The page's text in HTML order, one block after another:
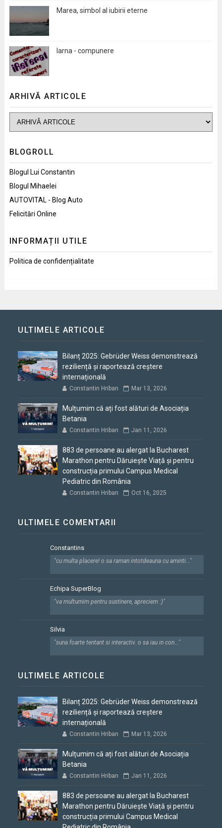
Marea, simbol al iubirii eterne
Iarna - compunere
ARHIVĂ ARTICOLE
BLOGROLL
Blogul Lui Constantin
Blogul Mihaelei
AUTOVITAL - Blog Auto
Felicitări Online
INFORMAȚII UTILE
Politica de confidențialitate
ULTIMELE ARTICOLE
Bilanț 2025: Gebrüder Weiss demonstrează
reziliență și raportează creștere
internațională
Constantin Hriban Mar 13, 2026
Mulțumim că ați fost alături de Asociația
Betania
Constantin Hriban Jan 11, 2026
883 de persoane au alergat la Bucharest
Marathon pentru Dăruiește Viață și pentru
construcția primului Campus Medical
Pediatric din România
Constantin Hriban Oct 16, 2025
ULTIMELE COMENTARII
Constantins
"cu multa placere! o sa raman intotdeauna cu aminti..."
Echipa SuperBlog
"va multumim pentru sustinere, apreciem :)"
Silvia
"suna foarte tentant si interactiv. o sa iau in con..."
ULTIMELE ARTICOLE
Bilanț 2025: Gebrüder Weiss demonstrează
reziliență și raportează creștere
internațională
Constantin Hriban Mar 13, 2026
Mulțumim că ați fost alături de Asociația
Betania
Constantin Hriban Jan 11, 2026
883 de persoane au alergat la Bucharest
Marathon pentru Dăruiește Viață și pentru
construcția primului Campus Medical